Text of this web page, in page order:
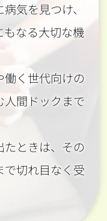
気を見つけ、
なる大切な機
く世代向けの
間ドックまで
ときは、その
で切れ目なく受